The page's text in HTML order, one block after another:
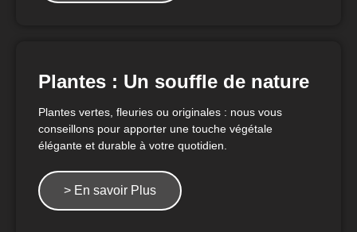
Plantes : Un souffle de nature
Plantes vertes, fleuries ou originales : nous vous
conseillons pour apporter une touche végétale
élégante et durable à votre quotidien.
> En savoir Plus